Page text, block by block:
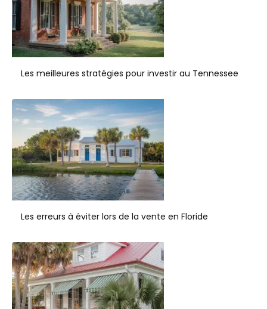
Les meilleures stratégies pour investir au Tennessee
Les erreurs à éviter lors de la vente en Floride